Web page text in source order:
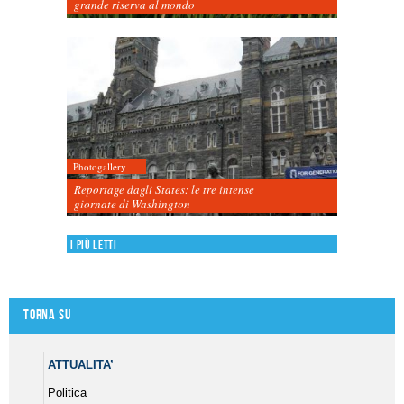
grande riserva al mondo
Photogallery
Reportage dagli States: le tre intense
giornate di Washington
I più letti
Torna su
ATTUALITA’
Politica